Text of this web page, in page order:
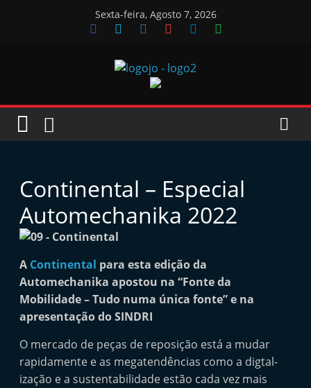
Sexta-feira, Agosto 7, 2026
Jornal
Oficinas
J
o
r
n
a
l
i
n
d
e
Continental – Especial
Automechanika 2022
A Continental para esta edição da
Automechanika apostou na “Fonte da
Mobilidade – Tudo numa única fonte” e na
apresentação do SINDRI
O mercado de peças de reposição está a mudar
rapidamente e as megatendências como a dig­tal­
iza­ção e a sus­tentabilidade estão cada vez mais